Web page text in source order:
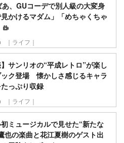
、GUコーデで別人級の大変身
見かけるマダム」「めちゃくちゃ
｜ライフ｜
】サンリオの“平成レトロ”が楽し
ク登場 懐かしさ感じるキャラ
っぷり収録
｜ライフ｜
ミュージカルで見せた“新たな
の楽曲と花江夏樹のゲスト出